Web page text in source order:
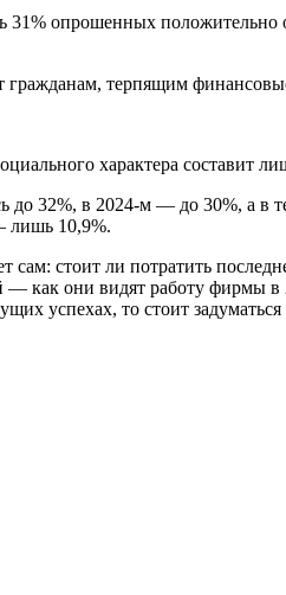
опрошенных положительно
терпящим
характера составит
до 32%, в 2024-м — до 30%, а
лишь 10,9%.
стоит ли потратить
— как они видят работу фирмы
успехах, то стоит